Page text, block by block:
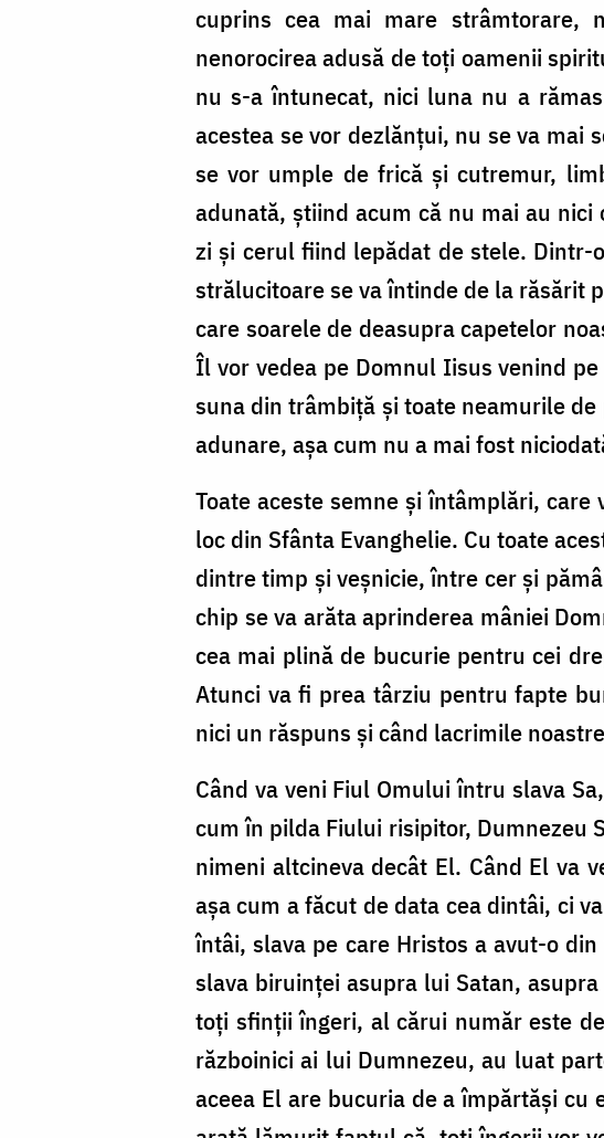
cuprins cea mai mare strâmtorare,
nenorocirea adusă de toți oamenii
nu s-a întunecat, nici luna nu a
acestea se vor dezlănțui, nu se va mai
se vor umple de frică și cutremur,
adunată, știind acum că nu mai au
zi și cerul fiind lepădat de stele. Dintr-
strălucitoare se va întinde de la răsărit
care soarele de deasupra capetelor
Îl vor vedea pe Domnul Iisus venind
suna din trâmbiță și toate neamurile
adunare, așa cum nu a mai fost
Toate aceste semne și întâmplări,
loc din Sfânta Evanghelie. Cu toate
dintre timp și veșnicie, între cer și
chip se va arăta aprinderea mâniei
cea mai plină de bucurie pentru cei
Atunci va fi prea târziu pentru fapte
nici un răspuns și când lacrimile
Când va veni Fiul Omului întru slava
cum în pilda Fiului risipitor, Dumnezeu
nimeni altcineva decât El. Când El va
așa cum a făcut de data cea dintâi, ci
întâi, slava pe care Hristos a avut-o
slava biruinței asupra lui Satan,
toți sfinții îngeri, al cărui număr este
războinici ai lui Dumnezeu, au luat
aceea El are bucuria de a împărtăși